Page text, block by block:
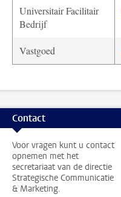
Universitair Facilitair
Bedrijf
Vastgoed
Contact
Voor vragen kunt u contact
opnemen met het
secretariaat van de directie
Strategische Communicatie
& Marketing.